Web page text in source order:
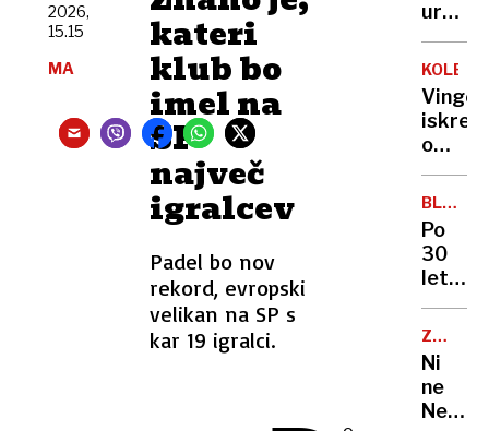
kateri
klub bo
imel na
SP
največ
igralcev
Padel bo nov
rekord, evropski
velikan na SP s
kar 19 igralci.
2026,
15.15
MA
v
jih
pot
do
službe
ur
ponoči
otroka
in
grozil
z
o
»Ne
morem
storiti
več«
Lahko
bi
šel
tudi
na
PARK
Po
30
letih
v
Kranju
eden
ZA
Ni
ne